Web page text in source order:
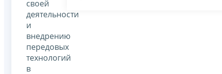
своей
деятельности
и
внедрению
передовых
технологий
в